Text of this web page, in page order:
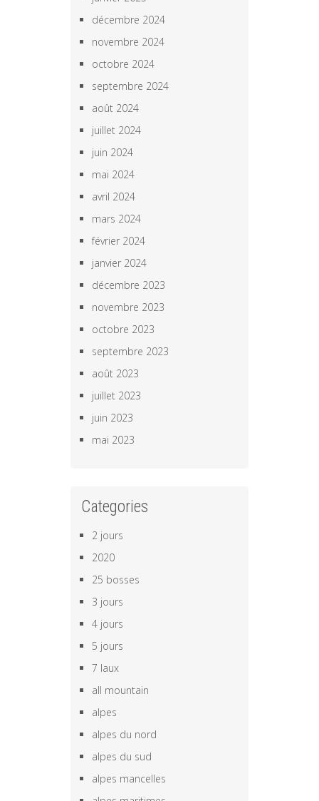
décembre 2024
novembre 2024
octobre 2024
septembre 2024
août 2024
juillet 2024
juin 2024
mai 2024
avril 2024
mars 2024
février 2024
janvier 2024
décembre 2023
novembre 2023
octobre 2023
septembre 2023
août 2023
juillet 2023
juin 2023
mai 2023
Categories
2 jours
2020
25 bosses
3 jours
4 jours
5 jours
7 laux
all mountain
alpes
alpes du nord
alpes du sud
alpes mancelles